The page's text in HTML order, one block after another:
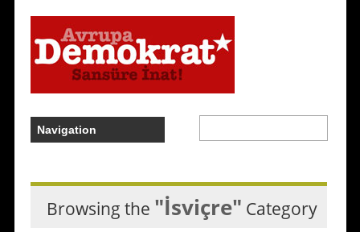
Browsing the "İsviçre" Category